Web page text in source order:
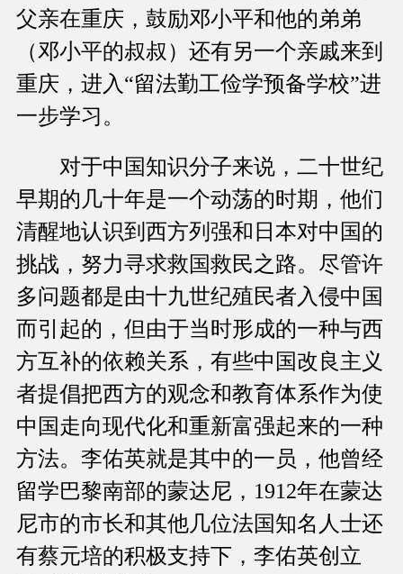
父亲在重庆，鼓励邓小平和他的弟弟
（邓小平的叔叔）还有另一个亲戚来到
重庆，进入“留法勤工俭学预备学校”进
一步学习。
对于中国知识分子来说，二十世纪
早期的几十年是一个动荡的时期，他们
清醒地认识到西方列强和日本对中国的
挑战，努力寻求救国救民之路。尽管许
多问题都是由十九世纪殖民者入侵中国
而引起的，但由于当时形成的一种与西
方互补的依赖关系，有些中国改良主义
者提倡把西方的观念和教育体系作为使
中国走向现代化和重新富强起来的一种
方法。李佑英就是其中的一员，他曾经
留学巴黎南部的蒙达尼，1912年在蒙达
尼市的市长和其他几位法国知名人士还
有蔡元培的积极支持下，李佑英创立